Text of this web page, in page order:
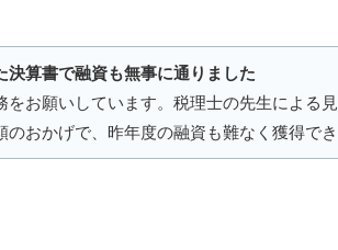
決算書で融資も無事に通りました
をお願いしています。税理士の先生による
のおかげで、昨年度の融資も難なく獲得でき